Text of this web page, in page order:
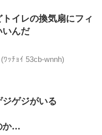
イレの換気扇にフィ
いんだ
ｯﾁｮｲ 53cb-wnnh)
ゲジがいる
か…